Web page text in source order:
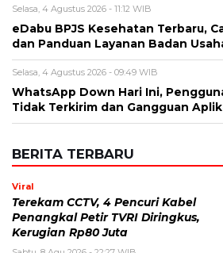
Selasa, 4 Agustus 2026 - 11:12 WIB
eDabu BPJS Kesehatan Terbaru,
dan Panduan Layanan Badan
Selasa, 4 Agustus 2026 - 09:49 WIB
WhatsApp Down Hari Ini,
Tidak Terkirim dan Gangguan
BERITA TERBARU
Viral
Terekam CCTV, 4 Pencuri Kabel
Penangkal Petir TVRI Diringkus,
Kerugian Rp80 Juta